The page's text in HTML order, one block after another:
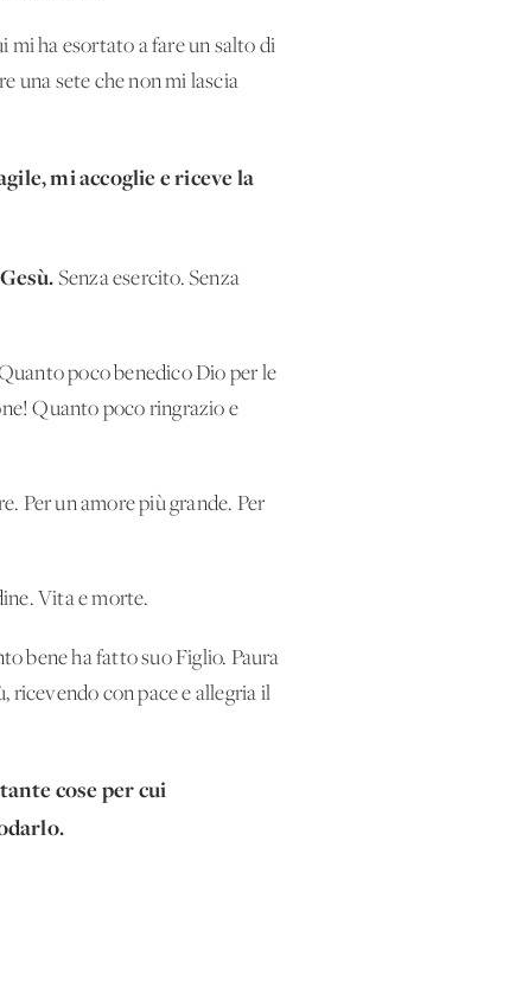
mi ha esortato a fare un salto di
una sete che non mi lascia
mi accoglie e riceve la
Senza esercito. Senza
poco benedico Dio per le
Quanto poco ringrazio e
Per un amore più grande. Per
Vita e morte.
bene ha fatto suo Figlio. Paura
ricevendo con pace e allegria il
cose per cui